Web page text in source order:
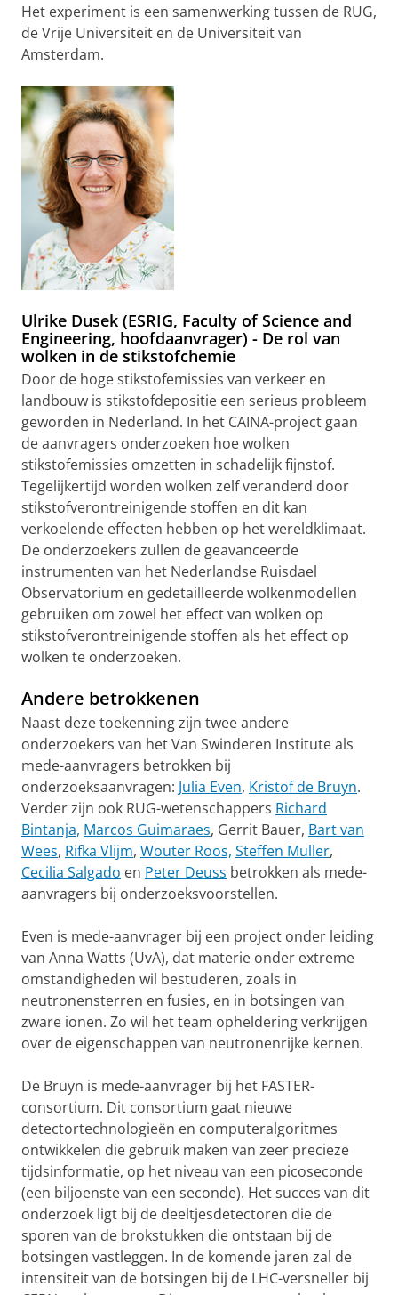
Het experiment is een samenwerking tussen de RUG,
de Vrije Universiteit en de Universiteit van
Amsterdam.
Ulrike Dusek (ESRIG, Faculty of Science and
Engineering, hoofdaanvrager) - De rol van
wolken in de stikstofchemie
Door de hoge stikstofemissies van verkeer en
landbouw is stikstofdepositie een serieus probleem
geworden in Nederland. In het CAINA-project gaan
de aanvragers onderzoeken hoe wolken
stikstofemissies omzetten in schadelijk fijnstof.
Tegelijkertijd worden wolken zelf veranderd door
stikstofverontreinigende stoffen en dit kan
verkoelende effecten hebben op het wereldklimaat.
De onderzoekers zullen de geavanceerde
instrumenten van het Nederlandse Ruisdael
Observatorium en gedetailleerde wolkenmodellen
gebruiken om zowel het effect van wolken op
stikstofverontreinigende stoffen als het effect op
wolken te onderzoeken.
Andere betrokkenen
Naast deze toekenning zijn twee andere
onderzoekers van het Van Swinderen Institute als
mede-aanvragers betrokken bij
onderzoeksaanvragen: Julia Even, Kristof de Bruyn.
Verder zijn ook RUG-wetenschappers Richard
Bintanja, Marcos Guimaraes, Gerrit Bauer, Bart van
Wees, Rifka Vlijm, Wouter Roos, Steffen Muller,
Cecilia Salgado en Peter Deuss betrokken als mede-
aanvragers bij onderzoeksvoorstellen.
Even is mede-aanvrager bij een project onder leiding
van Anna Watts (UvA), dat materie onder extreme
omstandigheden wil bestuderen, zoals in
neutronensterren en fusies, en in botsingen van
zware ionen. Zo wil het team opheldering verkrijgen
over de eigenschappen van neutronenrijke kernen.
De Bruyn is mede-aanvrager bij het FASTER-
consortium. Dit consortium gaat nieuwe
detectortechnologieën en computeralgoritmes
ontwikkelen die gebruik maken van zeer precieze
tijdsinformatie, op het niveau van een picoseconde
(een biljoenste van een seconde). Het succes van dit
onderzoek ligt bij de deeltjesdetectoren die de
sporen van de brokstukken die ontstaan bij de
botsingen vastleggen. In de komende jaren zal de
intensiteit van de botsingen bij de LHC-versneller bij